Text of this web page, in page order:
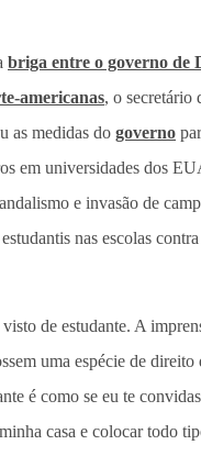
briga entre o governo de
americanas, o secretário
as medidas do governo
em universidades dos
e invasão de
nas escolas
de estudante. A
uma espécie de direito
é como se eu te
casa e colocar todo